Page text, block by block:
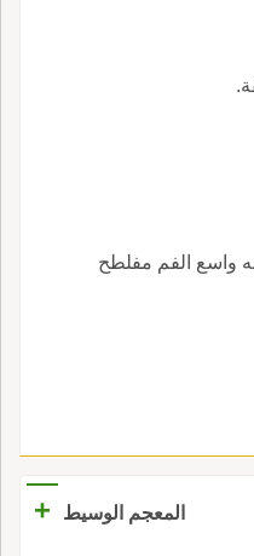
واسع الفم مفلطح
المعجم الوسيط +